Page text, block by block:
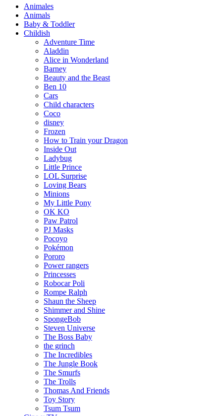
Animales
Animals
Baby & Toddler
Childish
Adventure Time
Aladdin
Alice in Wonderland
Barney
Beauty and the Beast
Ben 10
Cars
Child characters
Coco
disney
Frozen
How to Train your Dragon
Inside Out
Ladybug
Little Prince
LOL Surprise
Loving Bears
Minions
My Little Pony
OK KO
Paw Patrol
PJ Masks
Pocoyo
Pokémon
Pororo
Power rangers
Princesses
Robocar Poli
Rompe Ralph
Shaun the Sheep
Shimmer and Shine
SpongeBob
Steven Universe
The Boss Baby
the grinch
The Incredibles
The Jungle Book
The Smurfs
The Trolls
Thomas And Friends
Toy Story
Tsum Tsum